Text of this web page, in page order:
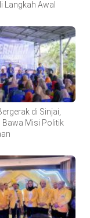
Langkah Awal
di Sinjai,
Bawa Misi Politik